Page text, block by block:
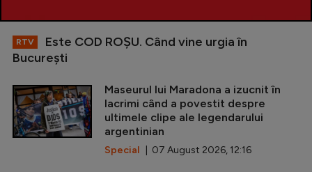
RTV
Este COD ROŞU. Când vine urgia în
Bucureşti
Maseurul lui Maradona a izucnit în
lacrimi când a povestit despre
ultimele clipe ale legendarului
argentinian
Special | 07 August 2026, 12:16